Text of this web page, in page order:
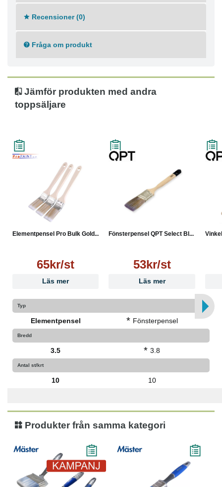
Recensioner (0)
Fråga om produkt
Jämför produkten med andra
toppsäljare
Elementpensel Pro Bulk Gold...
65kr/st
Läs mer
Fönsterpensel QPT Select Bl...
53kr/st
Läs mer
Typ
Elementpensel * Fönsterpensel
Bredd
3.5 * 3.8
Antal st/krt
10 10
Produkter från samma kategori